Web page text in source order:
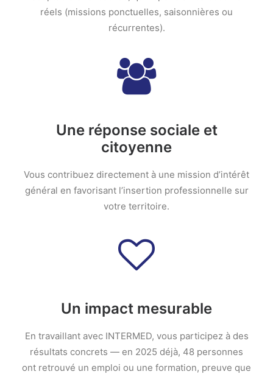
Une réponse sociale et
citoyenne
Vous contribuez directement à une mission d’intérêt
général en favorisant l’insertion professionnelle sur
votre territoire.
réels (missions ponctuelles, saisonnières ou
récurrentes).
Un impact mesurable
En travaillant avec INTERMED, vous participez à des
résultats concrets — en 2025 déjà, 48 personnes
ont retrouvé un emploi ou une formation, preuve que